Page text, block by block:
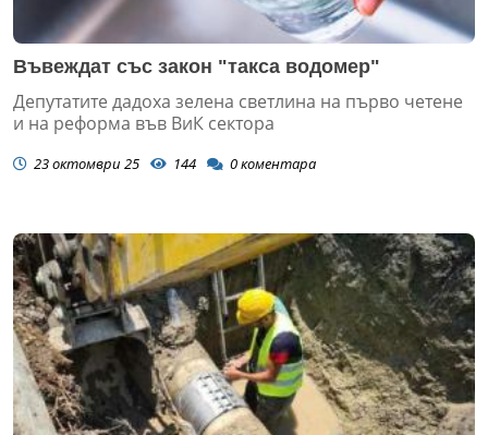
Въвеждат със закон "такса водомер"
Депутатите дадоха зелена светлина на първо четене
и на реформа във ВиК сектора
23 октомври 25 144 0коментара